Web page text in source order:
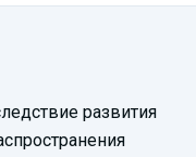
развития